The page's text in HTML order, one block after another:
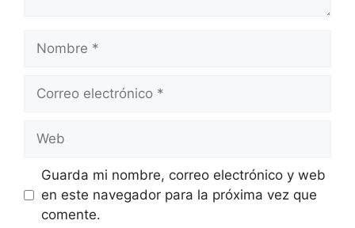
Nombre
Correo
Web
Guarda mi nombre, correo electrónico y web
en este navegador para la próxima vez que
comente.